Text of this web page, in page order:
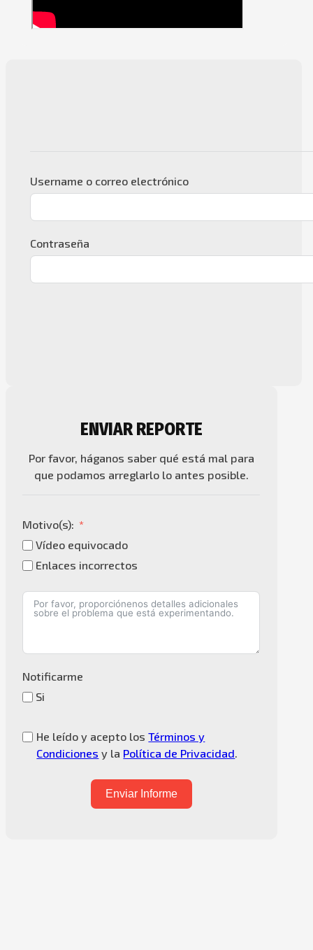
Username o correo electrónico
Contraseña
ENVIAR REPORTE
Por favor, háganos saber qué está mal para
que podamos arreglarlo lo antes posible.
Motivo(s):
Vídeo equivocado
Enlaces incorrectos
Notificarme
Si
He leído y acepto losTérminos y
Condiciones y la Política de Privacidad.
Enviar Informe